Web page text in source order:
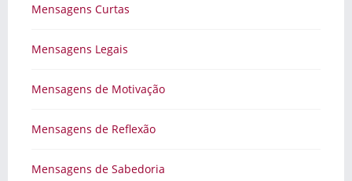
Mensagens Curtas
Mensagens Legais
Mensagens de Motivação
Mensagens de Reflexão
Mensagens de Sabedoria